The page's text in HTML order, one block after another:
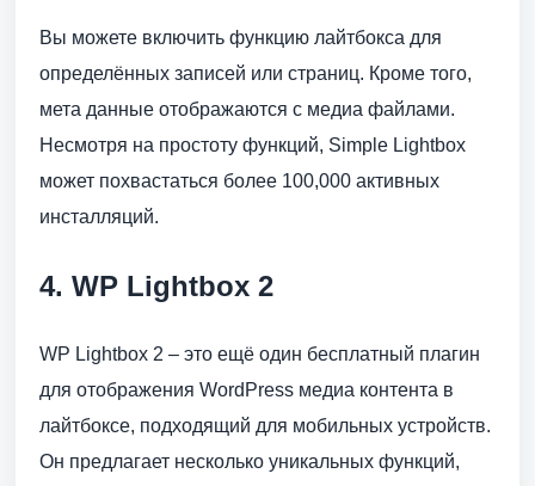
Вы можете включить функцию лайтбокса для
определённых записей или страниц. Кроме того,
мета данные отображаются с медиа файлами.
Несмотря на простоту функций, Simple Lightbox
может похвастаться более 100,000 активных
инсталляций.
4. WP Lightbox 2
WP Lightbox 2 – это ещё один бесплатный плагин
для отображения WordPress медиа контента в
лайтбоксе, подходящий для мобильных устройств.
Он предлагает несколько уникальных функций,